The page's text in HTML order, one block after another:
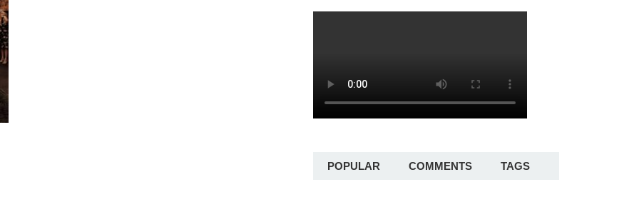
POPULAR COMMENTS TAGS